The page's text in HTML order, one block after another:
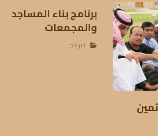
برنامج بناء المساجد
والمجمعات
البرامج